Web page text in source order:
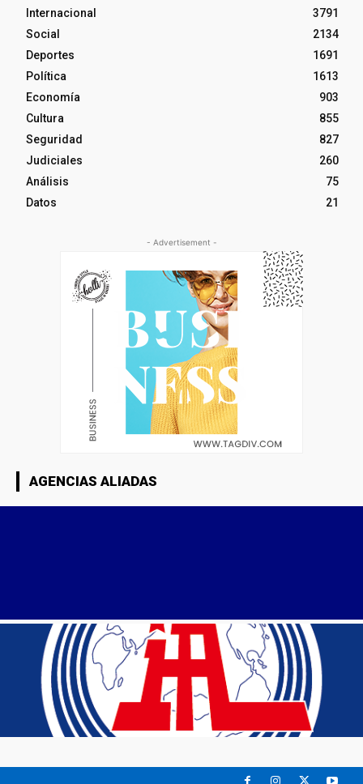
Internacional
3791
Social
2134
Deportes
1691
Política
1613
Economía
903
Cultura
855
Seguridad
827
Judiciales
260
Análisis
75
Datos
21
- Advertisement -
AGENCIAS ALIADAS